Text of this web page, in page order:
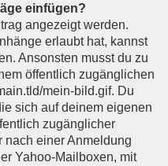
einfügen?
angezeigt werden.
erlaubt hat, kannst
Ansonsten musst du zu
öffentlich zugänglichen
mein-bild.gif. Du
sich auf deinem eigenen
zugänglicher
nach einer Anmeldung
Yahoo-Mailboxen, mit